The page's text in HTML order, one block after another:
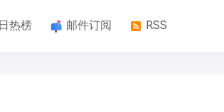
热榜 邮件订阅 RSS